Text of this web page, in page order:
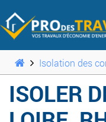
Isolation des
ISOLER